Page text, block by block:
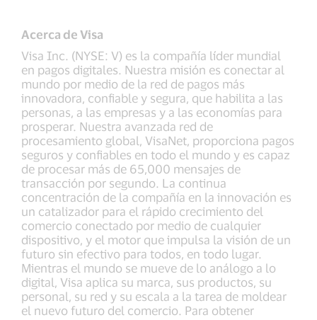
Acerca de Visa
Visa Inc. (NYSE: V) es la compañía líder mundial
en pagos digitales. Nuestra misión es conectar al
mundo por medio de la red de pagos más
innovadora, confiable y segura, que habilita a las
personas, a las empresas y a las economías para
prosperar. Nuestra avanzada red de
procesamiento global, VisaNet, proporciona pagos
seguros y confiables en todo el mundo y es capaz
de procesar más de 65,000 mensajes de
transacción por segundo. La continua
concentración de la compañía en la innovación es
un catalizador para el rápido crecimiento del
comercio conectado por medio de cualquier
dispositivo, y el motor que impulsa la visión de un
futuro sin efectivo para todos, en todo lugar.
Mientras el mundo se mueve de lo análogo a lo
digital, Visa aplica su marca, sus productos, su
personal, su red y su escala a la tarea de moldear
el nuevo futuro del comercio. Para obtener